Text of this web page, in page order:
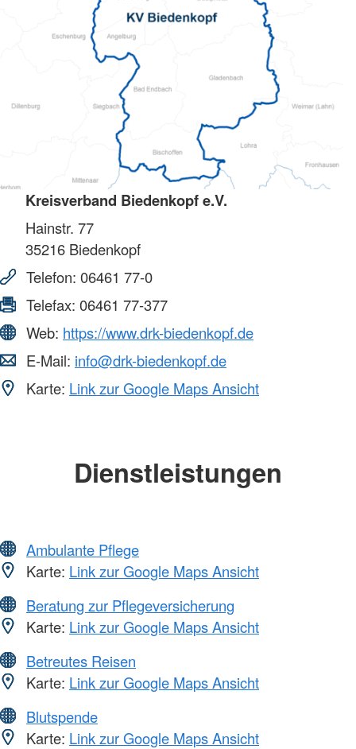
Kreisverband Biedenkopf e.V.
Hainstr. 77
35216 Biedenkopf
Telefon: 06461 77-0
Telefax: 06461 77-377
Web: https://www.drk-biedenkopf.de
E-Mail: info@drk-biedenkopf.de
Karte: Link zur Google Maps Ansicht
Dienstleistungen
Ambulante Pflege
Karte: Link zur Google Maps Ansicht
Beratung zur Pflegeversicherung
Karte: Link zur Google Maps Ansicht
Betreutes Reisen
Karte: Link zur Google Maps Ansicht
Blutspende
Karte: Link zur Google Maps Ansicht